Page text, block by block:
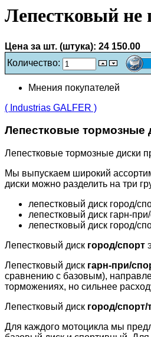
Лепестковый
Цена за шт. (штука): 24 150.00
Количество:
Мнения покупателей
( Industrias GALFER )
Лепестковые тормозные
Лепестковые тормозные диски
Мы выпускаем широкий
диски можно разделить на три
лепестковый диск город/
лепестковый диск гарн-
лепестковый диск город/
Лепестковый диск город/спорт
Лепестковый диск гарн-при/
сравнению с базовым),
торможениях, но сильнее
Лепестковый диск город/
Для каждого мотоцикла мы